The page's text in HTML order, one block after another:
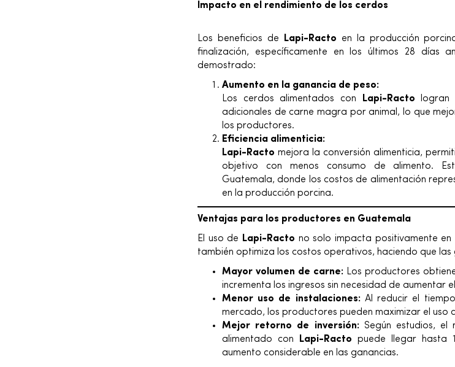
Impacto en el rendimiento de los cerdos
Los beneficios de Lapi-Racto en la producción
finalización, específicamente en los últimos 28 días
demostrado:
Aumento en la ganancia de peso:
Los cerdos alimentados con
Lapi-Racto logran
adicionales de carne magra por animal, lo que
los productores.
Eficiencia alimenticia:
Lapi-Racto mejora la conversión alimenticia,
objetivo con menos consumo de alimento.
Guatemala, donde los costos de alimentación
en la producción porcina.
Ventajas para los productores en Guatemala
El uso de
Lapi-Racto no solo impacta positivamente
también optimiza los costos operativos, haciendo que
Mayor volumen de carne: Los productores
incrementa los ingresos sin necesidad de aumentar
Menor uso de instalaciones:Al reducir el
mercado, los productores pueden maximizar el uso
Mejor retorno de inversión:Según estudios, el
alimentado con
Lapi-Racto puede llegar hasta
aumento considerable en las ganancias.